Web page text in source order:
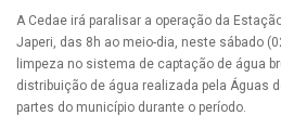
A Cedae irá paralisar a operação da
Japeri, das 8h ao meio-dia, neste sábado
limpeza no sistema de captação de água
distribuição de água realizada pela Águas
partes do município durante o período.